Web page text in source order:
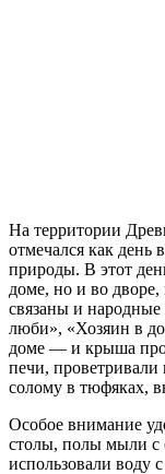
На территории
отмечался как день
природы. В этот
доме, но и во
связаны и
люби», «Хозяин в
доме — и крыша
печи, проветривали
солому в тюфяках,
Особое внимание
столы, полы мыли с
использовали воду